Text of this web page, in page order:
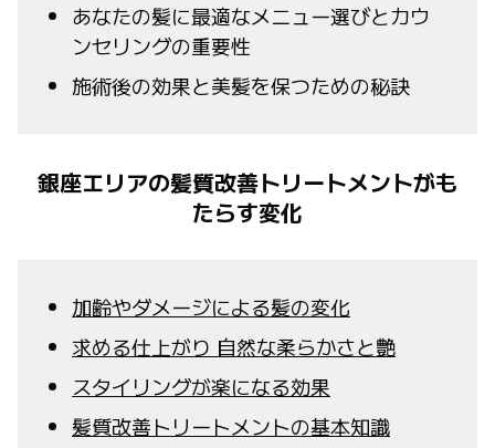
あなたの髪に最適なメニュー選びとカウ
ンセリングの重要性
施術後の効果と美髪を保つための秘訣
銀座エリアの髪質改善トリートメントがも
たらす変化
加齢やダメージによる髪の変化
求める仕上がり 自然な柔らかさと艶
スタイリングが楽になる効果
髪質改善トリートメントの基本知識